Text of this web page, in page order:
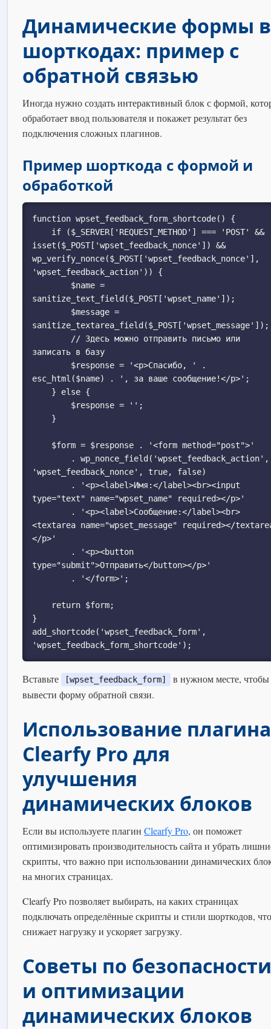
Динамические формы в
шорткодах: пример с
обратной связью
Иногда нужно создать интерактивный блок с формой,
обработает ввод пользователя и покажет результат без
подключения сложных плагинов.
Пример шорткода с формой и
обработкой
function wpset_feedback_form_shortcode() {
isset($_POST['wpset_feedback_nonce']) &&
wp_verify_nonce($_POST['wpset_feedback_nonce'],
'wpset_feedback_action')) {
sanitize_text_field($_POST['wpset_name']);
sanitize_textarea_field($_POST['wpset_message']);
записать в базу
esc_html($name) . ', за ваше сообщение!</p>';
'wpset_feedback_nonce', true, false)
type="text" name="wpset_name" required></p>'
<textarea name="wpset_message" required></
</p>'
type="submit">Отправить</button></p>'
}
add_shortcode('wpset_feedback_form',
'wpset_feedback_form_shortcode');
Вставьте [wpset_feedback_form]
в нужном месте, чтобы
вывести форму обратной связи.
Использование плагина
Clearfy Pro для
улучшения
динамических блоков
Если вы используете плагин Clearfy Pro, он поможет
оптимизировать производительность сайта и убрать
скрипты, что важно при использовании динамических
на многих страницах.
Clearfy Pro позволяет выбирать, на каких страницах
подключать определённые скрипты и стили шорткодов, что
снижает нагрузку и ускоряет загрузку.
Советы по безопасности
и оптимизации
динамических блоков